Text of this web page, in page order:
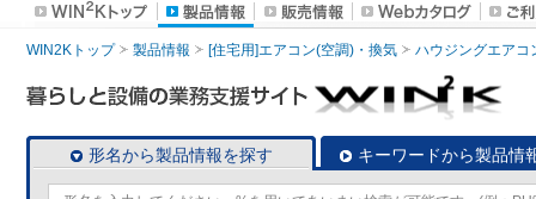
WIN2Kトップ 製品情報 [住宅用]エアコン(空調)・換気 ハウジングエアコ
形名から製品情報を探す キーワードから製品情